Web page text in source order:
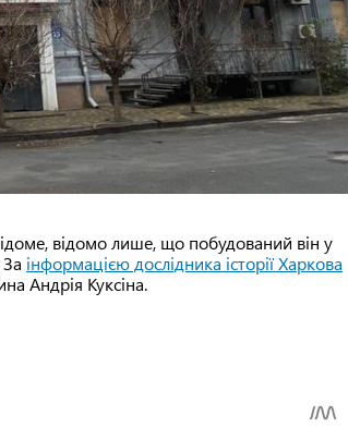
відомо лише, що побудований він у
інформацією дослідника історії Харкова
Андрія Куксіна.